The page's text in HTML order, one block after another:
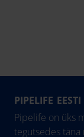
PIPELIFE EESTI
Pipelife on üks
tegutsedes